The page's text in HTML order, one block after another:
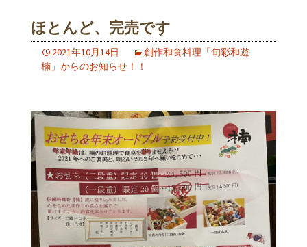
ほとんど、完売です
2021年10月14日
創作和食料理「旬彩和遊
楠」からのお知らせ！！